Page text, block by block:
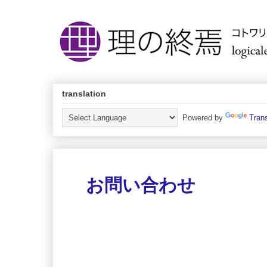
translation
Powered by
お問い合わせ